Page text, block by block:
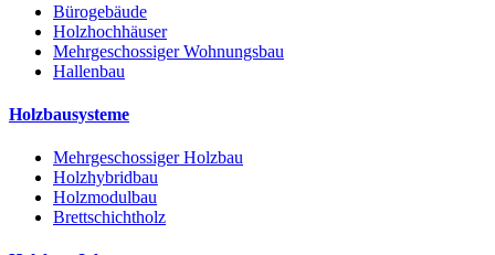
Bürogebäude
Holzhochhäuser
Mehrgeschossiger Wohnungsbau
Hallenbau
Holzbausysteme
Mehrgeschossiger Holzbau
Holzhybridbau
Holzmodulbau
Brettschichtholz